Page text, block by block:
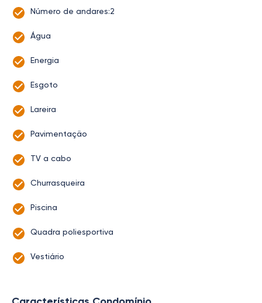
Número de andares:2
Água
Energia
Esgoto
Lareira
Pavimentação
TV a cabo
Churrasqueira
Piscina
Quadra poliesportiva
Vestiário